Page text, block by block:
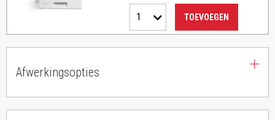
1 TOEVOEGEN
Afwerkingsopties